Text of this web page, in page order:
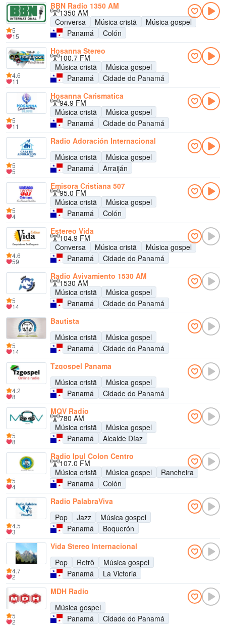
BBN Radio 1350 AM
1350 AM
Conversa
Música cristã
Música gospel
Panamá
Colón
5
15
Hosanna Stereo
100.7 FM
Música cristã
Música gospel
Panamá
Cidade do Panamá
4.6
11
Hosanna Carismatica
94.9 FM
Música cristã
Música gospel
Panamá
Cidade do Panamá
5
11
Radio Adoración Internacional
Música cristã
Música gospel
Panamá
Arraiján
5
5
Emisora Cristiana 507
95.0 FM
Música cristã
Música gospel
Panamá
Colón
5
4
Estereo Vida
104.9 FM
Conversa
Música cristã
Música gospel
Panamá
Cidade do Panamá
4.6
59
Radio Avivamiento 1530 AM
1530 AM
Música cristã
Música gospel
Panamá
Cidade do Panamá
5
14
Bautista
Música cristã
Música gospel
Panamá
Cidade do Panamá
5
14
Tzgospel Panama
Música cristã
Música gospel
Panamá
Cidade do Panamá
4.2
8
MQV Radio
780 AM
Música cristã
Música gospel
Panamá
Alcalde Díaz
5
8
Radio Ipul Colon Centro
107.0 FM
Música cristã
Música gospel
Rancheira
Panamá
Colón
5
4
Radio PalabraViva
Pop
Jazz
Música gospel
Panamá
Boquerón
4.5
3
Vida Stereo Internacional
Pop
Retrô
Música gospel
Panamá
La Victoria
4.7
2
MDH Radio
Música gospel
Panamá
Cidade do Panamá
5
2